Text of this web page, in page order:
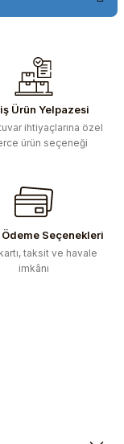
formunu
Ürün Yelpazesi
ihtiyaçlarına özel
ürün seçeneği
Seçenekleri
taksit ve havale
imkânı